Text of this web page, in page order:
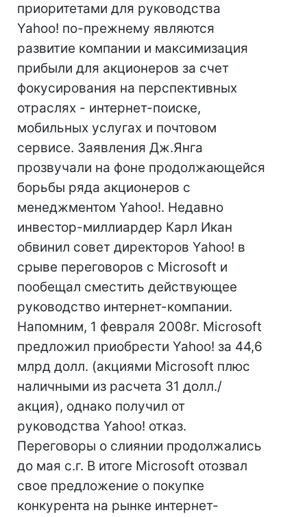
приоритетами для руководства
Yahoo! по-прежнему являются
развитие компании и максимизация
прибыли для акционеров за счет
фокусирования на перспективных
отраслях - интернет-поиске,
мобильных услугах и почтовом
сервисе. Заявления Дж.Янга
прозвучали на фоне продолжающейся
борьбы ряда акционеров с
менеджментом Yahoo!. Недавно
инвестор-миллиардер Карл Икан
обвинил совет директоров Yahoo! в
срыве переговоров с Microsoft и
пообещал сместить действующее
руководство интернет-компании.
Напомним, 1 февраля 2008г. Microsoft
предложил приобрести Yahoo! за 44,6
млрд долл. (акциями Microsoft плюс
наличными из расчета 31 долл./
акция), однако получил от
руководства Yahoo! отказ.
Переговоры о слиянии продолжались
до мая с.г. В итоге Microsoft отозвал
свое предложение о покупке
конкурента на рынке интернет-